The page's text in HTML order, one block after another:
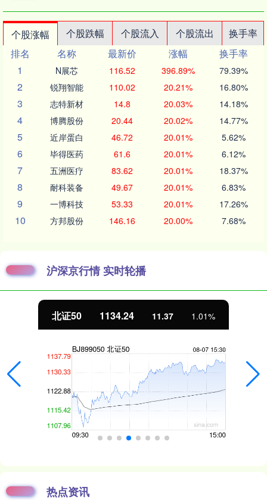
个股涨幅 个股跌幅 个股流入 个股流出
换手率
排名
名称 最新价 涨幅
换手率
1
N展芯 116.52 396.89% 79.39%
2 锐翔智能 110.02 20.21% 16.80%
3 志特新材 14.8 20.03% 14.18%
4 博腾股份 20.44 20.02% 14.77%
5 近岸蛋白 46.72 20.01% 5.62%
6 毕得医药 61.6 20.01% 6.12%
7 五洲医疗 83.62 20.01% 18.37%
8 耐科装备 49.67 20.01% 6.83%
9 一博科技 53.33 20.01% 17.26%
10 方邦股份 146.16 20.00% 7.68%
沪深京行情 实时轮播
北证50 1134.24 11.37 1.01%
热点资讯